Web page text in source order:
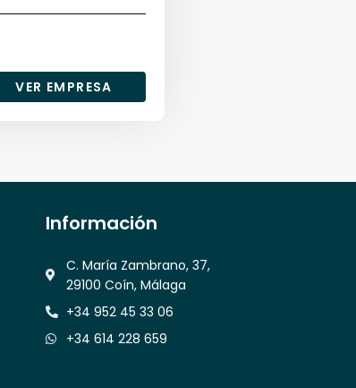
VER EMPRESA
Información
C. María Zambrano, 37,
29100 Coín, Málaga
+34 952 45 33 06
+34 614 228 659